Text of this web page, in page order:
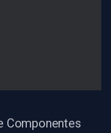
Componentes